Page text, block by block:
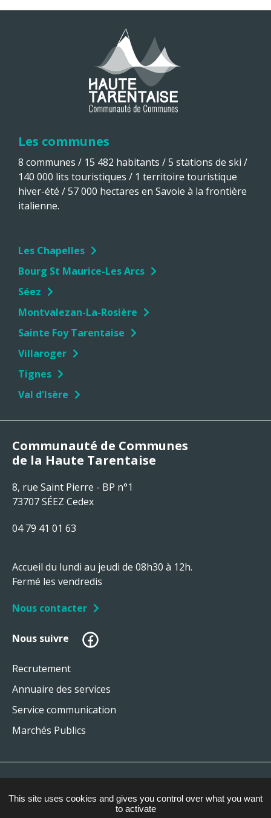
Les communes
8 communes / 15 482 habitants / 5 stations de ski /
140 000 lits touristiques / 1 territoire touristique
hiver-été / 57 000 hectares en Savoie à la frontière
italienne.
Les Chapelles
Bourg St Maurice-Les Arcs
Séez
Montvalezan-La-Rosière
Sainte Foy Tarentaise
Villaroger
Tignes
Val d'Isère
Communauté de Communes
de la Haute Tarentaise
8, rue Saint Pierre - BP n°1
73707 SÉEZ Cedex
04 79 41 01 63
Accueil du lundi au jeudi de 08h30 à 12h.
Fermé les vendredis
Nous contacter
Nous suivre
Recrutement
Annuaire des services
Service communication
Marchés Publics
Mentions légales
This site uses cookies and gives you control over what you want
to activate